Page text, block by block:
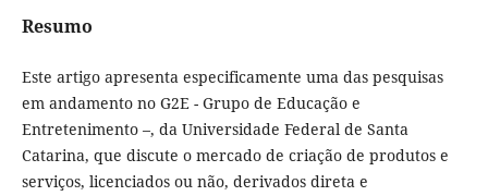
Resumo
Este artigo apresenta especificamente uma das pesquisas
em andamento no G2E - Grupo de Educação e
Entretenimento –, da Universidade Federal de Santa
Catarina, que discute o mercado de criação de produtos e
serviços, licenciados ou não, derivados direta e